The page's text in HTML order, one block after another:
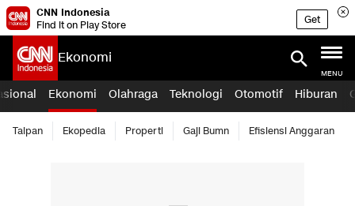
CNN Indonesia
Find it on Play Store
Get
Ekonomi
MENU
Ekonomi Olahraga Teknologi Otomotif Hiburan
Taipan Ekopedia Properti Gaji Bumn Efisiensi Anggaran